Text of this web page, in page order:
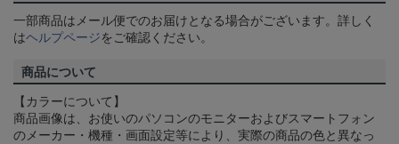
一部商品はメール便でのお届けとなる場合がございます。詳しく
はヘルプページをご確認ください。
商品について
【カラーについて】
商品画像は、お使いのパソコンのモニターおよびスマートフォン
のメーカー・機種・画面設定等により、実際の商品の色と異なっ